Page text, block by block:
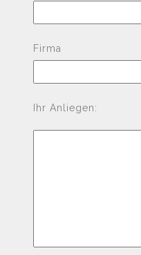
Firma
Ihr Anliegen: